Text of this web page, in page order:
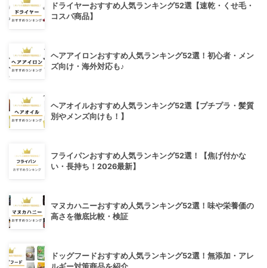
ドライヤーおすすめ人気ランキング52選【速乾・くせ毛・
コスパ商品】
ヘアアイロンおすすめ人気ランキング52選！初心者・メン
ズ向け・海外対応も♪
ヘアオイルおすすめ人気ランキング52選【プチプラ・髪質
別やメンズ向けも！】
フライパンおすすめ人気ランキング52選！【焦げ付かな
い・長持ち！2026最新】
マヌカハニーおすすめ人気ランキング52選！味や栄養価の
高さを徹底比較・検証
ドッグフードおすすめ人気ランキング52選！無添加・アレ